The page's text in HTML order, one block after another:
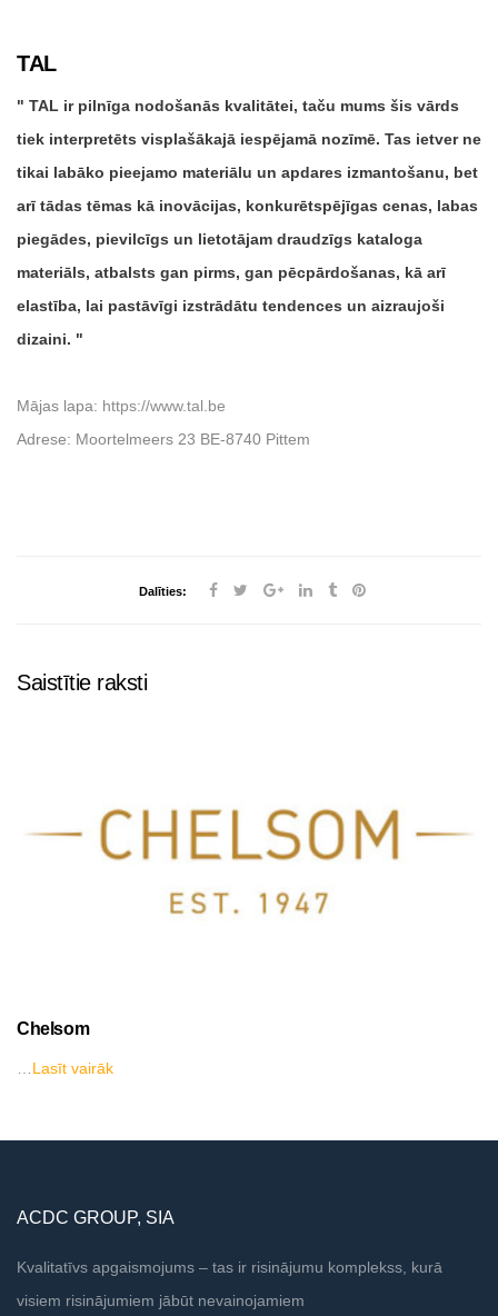
TAL
TAL ir pilnīga nodošanās kvalitātei, taču mums šis vārds
tiek interpretēts visplašākajā iespējamā nozīmē. Tas ietver ne
tikai labāko pieejamo materiālu un apdares izmantošanu, bet
arī tādas tēmas kā inovācijas, konkurētspējīgas cenas, labas
piegādes, pievilcīgs un lietotājam draudzīgs kataloga
materiāls, atbalsts gan pirms, gan pēcpārdošanas, kā arī
elastība, lai pastāvīgi izstrādātu tendences un aizraujoši
dizaini.
Mājas lapa: https://www.tal.be
Adrese: Moortelmeers 23 BE-8740 Pittem
Dalīties:
Saistītie raksti
Chelsom
Lasīt vairāk
ACDC GROUP, SIA
Kvalitatīvs apgaismojums – tas ir risinājumu komplekss, kurā
visiem risinājumiem jābūt nevainojamiem